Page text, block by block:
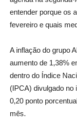
entender porque os
fevereiro e quais
A inflação do grupo
aumento de 1,38%
dentro do Índice
(IPCA) divulgado no
0,20 ponto
mês.